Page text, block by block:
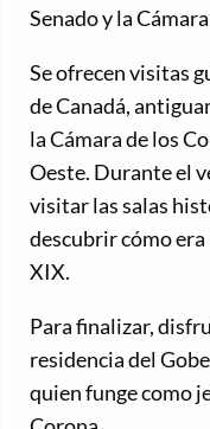
Senado y la
Se ofrecen visitas
de Canadá,
la Cámara de los
Oeste. Durante el
visitar las salas
descubrir cómo
XIX.
Para finalizar,
residencia del
quien funge como